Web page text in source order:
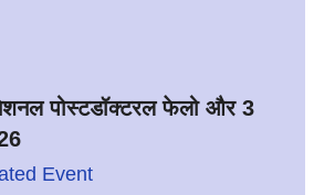
पोस्टडॉक्टरल फेलो और 3
Event